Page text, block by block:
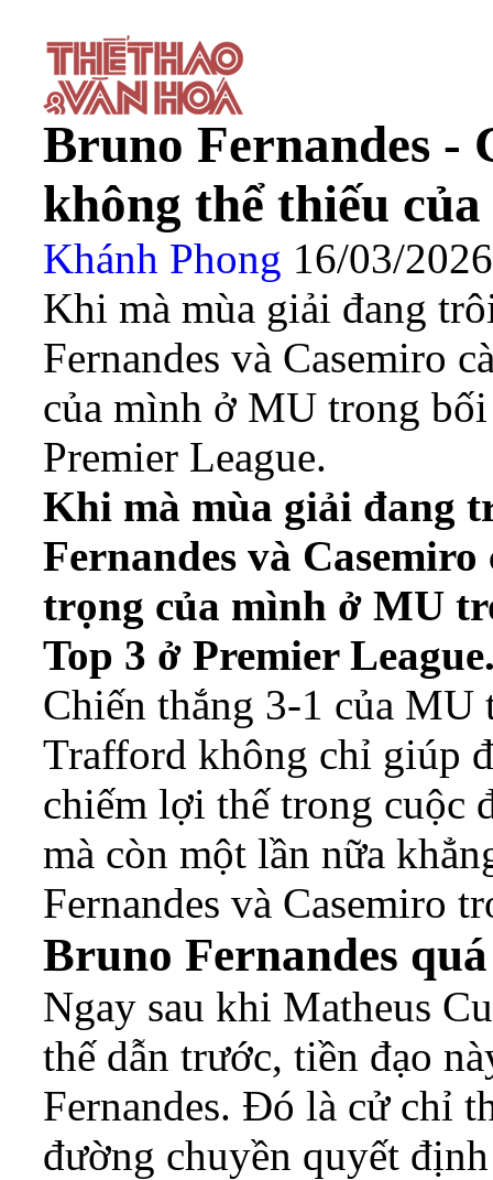
Bruno Fernandes -
không thể thiếu
Khánh Phong 16/03/
Khi mà mùa giải đang
Fernandes và Casemiro
của mình ở MU trong
Premier League.
Khi mà mùa giải đang
Fernandes và
trọng của mình ở MU
Top 3 ở Premier
Chiến thắng 3-1 của
Trafford không chỉ giúp
chiếm lợi thế trong cuộc
mà còn một lần nữa
Fernandes và Casemiro
Bruno Fernandes
Ngay sau khi Matheus
thế dẫn trước, tiền đạo
Fernandes. Đó là cử chỉ
đường chuyền quyết